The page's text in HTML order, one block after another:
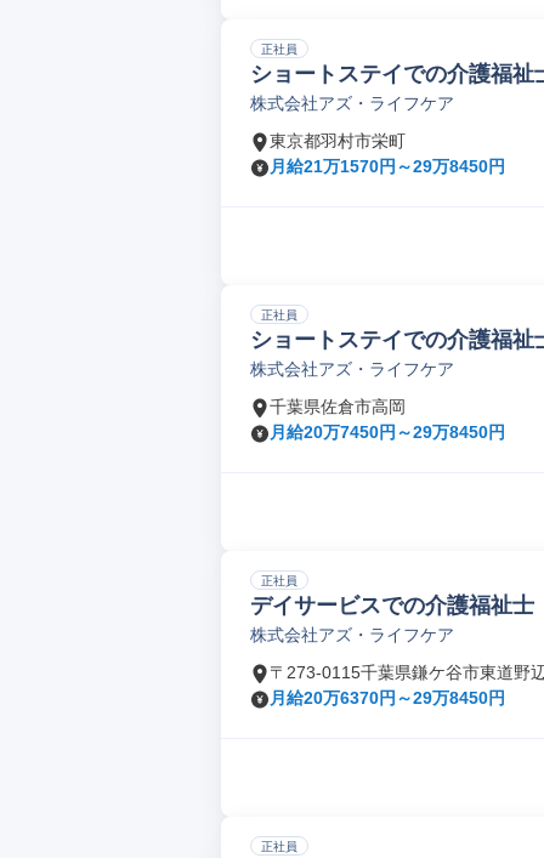
正社員
ショートステイでの介護福祉
株式会社アズ・ライフケア
東京都羽村市栄町
月給21万1570円～29万8450円
正社員
ショートステイでの介護福祉
株式会社アズ・ライフケア
千葉県佐倉市高岡
月給20万7450円～29万8450円
正社員
デイサービスでの介護福祉士
株式会社アズ・ライフケア
〒273-0115千葉県鎌ケ谷市東道野
月給20万6370円～29万8450円
正社員